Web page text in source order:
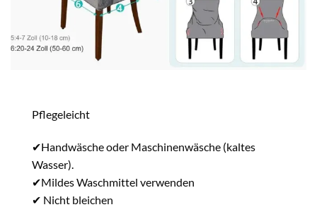
Pflegeleicht
✔Handwäsche oder Maschinenwäsche (kaltes
Wasser).
✔Mildes Waschmittel verwenden
✔ Nicht bleichen